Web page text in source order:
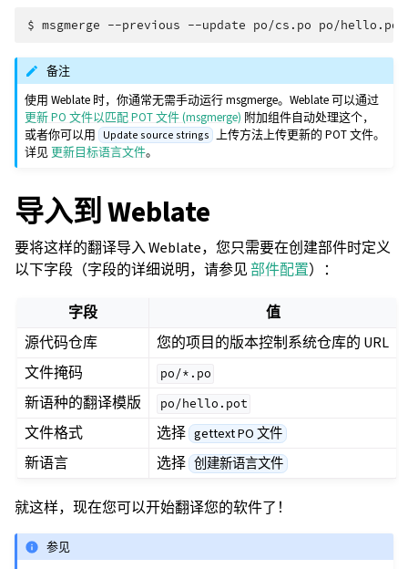
$ msgmerge --previous --update po/cs.po
备注
使用 Weblate 时，你通常无需手动运行 msgmerge。Weblate 可以通过
更新 PO 文件以匹配 POT 文件 (msgmerge) 附加组件自动处理这个，
或者你可以用 Update source strings
上传方法上传更新的 POT 文件。
详见更新目标语言文件。
导入到 Weblate
要将这样的翻译导入 Weblate，您只需要在创建部件时定义
以下字段（字段的详细说明，请参见部件配置）：
字段
值
源代码仓库
您的项目的版本控制系统仓库的 URL
文件掩码
po/*.po
新语种的翻译模版 po/hello.pot
文件格式 选择 gettext PO 文件
新语言 选择 创建新语言文件
就这样，现在您可以开始翻译您的软件了！
参见